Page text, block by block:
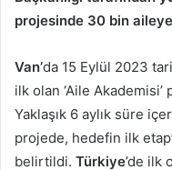
projesinde 30 bin aileye
Van’da 15 Eylül 2023
ilk olan ‘Aile
Yaklaşık 6 aylık süre
projede, hedefin ilk
belirtildi. Türkiye’de ilk